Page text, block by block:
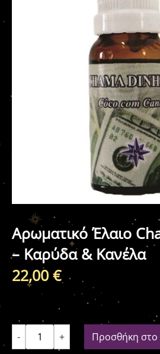
Αρωματικό Έλαιο
– Καρύδα & Κανέλα
22,00 €
- + Προσθήκη στο